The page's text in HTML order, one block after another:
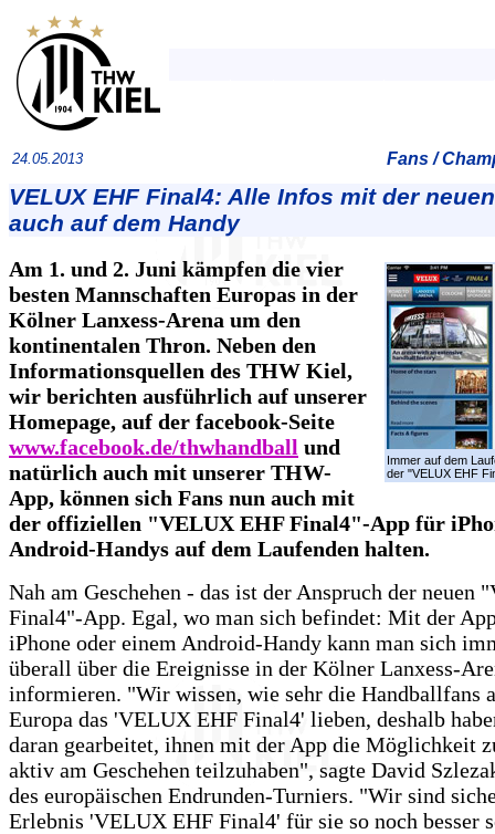
24.05.2013 Fans /
VELUX EHF Final4: Alle Infos mit der
auch auf dem Handy
Immer auf dem
der "VELUX EHF
Am 1. und 2. Juni kämpfen die vier
besten Mannschaften Europas in der
Kölner Lanxess-Arena um den
kontinentalen Thron. Neben den
Informationsquellen des THW Kiel,
wir berichten ausführlich auf unserer
Homepage, auf der facebook-Seite
www.facebook.de/thwhandball und
natürlich auch mit unserer THW-
App, können sich Fans nun auch mit
der offiziellen "VELUX EHF Final4"-App für
Android-Handys auf dem Laufenden halten.
Nah am Geschehen - das ist der Anspruch der neuen
Final4"-App. Egal, wo man sich befindet: Mit der
iPhone oder einem Android-Handy kann man sich
überall über die Ereignisse in der Kölner Lanxess-
informieren. "Wir wissen, wie sehr die Handballfans
Europa das 'VELUX EHF Final4' lieben, deshalb
daran gearbeitet, ihnen mit der App die Möglichkeit
aktiv am Geschehen teilzuhaben", sagte David
des europäischen Endrunden-Turniers. "Wir sind
Erlebnis 'VELUX EHF Final4' für sie so noch besser